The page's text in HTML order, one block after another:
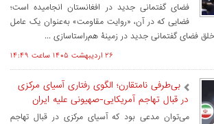
فضای گفتمانی جدید در افغانستان انجامیده است؛
فضایی که در آن، «روایت مقاومت» به‌عنوان یک عامل
خلق فضای گفتمانی جدید در زمینۀ هم‌راستاسازی ...
۲۶ ارديبهشت ۱۴۰۵ ساعت ۱۴:۴۹
بی‌طرفی نامتقارن؛ الگوی رفتاری آسیای مرکزی
در قبال تهاجم آمریکایی-صهیونی علیه ایران
می‌توان مدعی بود که آسیای مرکزی در قبال تهاجم